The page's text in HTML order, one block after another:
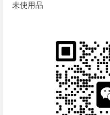
未使用品